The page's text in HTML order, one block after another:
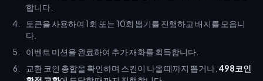
합니다.
토큰을 사용하여 1회 또는 10회 뽑기를 진행하고 배지를 모읍니
다.
이벤트 미션을 완료하여 추가 재화를 획득합니다.
교환 코인 총합을 확인하며 스킨이 나올 때까지 뽑거나, 498코인